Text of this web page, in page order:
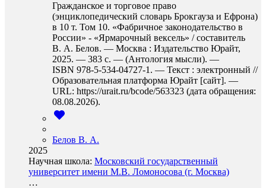
Гражданское и торговое право
(энциклопедический словарь Брокгауза и Ефрона)
в 10 т. Том 10. «Фабричное законодательство в
России» - «Ярмарочный вексель» / составитель
В. А. Белов. — Москва : Издательство Юрайт,
2025. — 383 с. — (Антология мысли). —
ISBN 978-5-534-04727-1. — Текст : электронный //
Образовательная платформа Юрайт [сайт]. —
URL: https://urait.ru/bcode/563323 (дата обращения:
08.08.2026).
Белов В. А.
2025
Научная школа: Московский государственный
университет имени М.В. Ломоносова (г. Москва)
…